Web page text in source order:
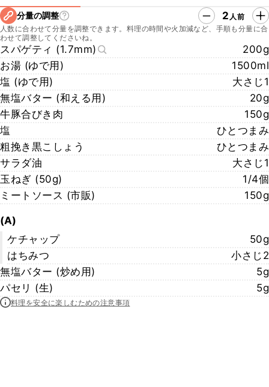
分量の調整 2 人前
人数に合わせて分量を調整できます。料理の時間や火加減など、手順も分量に合
わせて調整してくださいね。
スパゲティ (1.7mm)
200g
お湯 (ゆで用)
1500ml
塩 (ゆで用)
大さじ1
無塩バター (和える用)
20g
牛豚合びき肉
150g
塩
ひとつまみ
粗挽き黒こしょう
ひとつまみ
サラダ油
大さじ1
玉ねぎ (50g)
1/4個
ミートソース (市販)
150g
(A)
ケチャップ
50g
はちみつ
小さじ2
無塩バター (炒め用)
5g
パセリ (生)
5g
料理を安全に楽しむための注意事項